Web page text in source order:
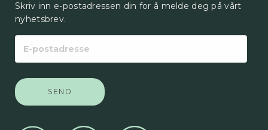
Skriv inn e-postadressen din for å melde deg på vårt
nyhetsbrev.
postadresse